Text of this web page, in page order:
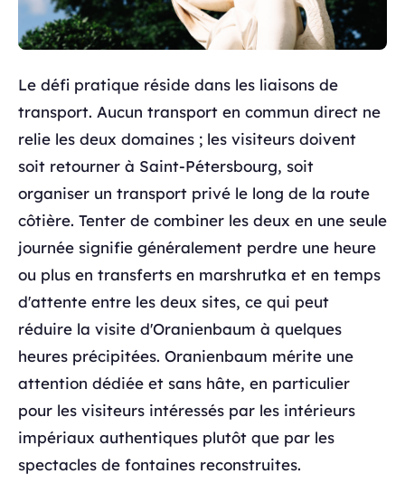
Le défi pratique réside dans les liaisons de
transport. Aucun transport en commun direct ne
relie les deux domaines ; les visiteurs doivent
soit retourner à Saint-Pétersbourg, soit
organiser un transport privé le long de la route
côtière. Tenter de combiner les deux en une seule
journée signifie généralement perdre une heure
ou plus en transferts en marshrutka et en temps
d'attente entre les deux sites, ce qui peut
réduire la visite d'Oranienbaum à quelques
heures précipitées. Oranienbaum mérite une
attention dédiée et sans hâte, en particulier
pour les visiteurs intéressés par les intérieurs
impériaux authentiques plutôt que par les
spectacles de fontaines reconstruites.